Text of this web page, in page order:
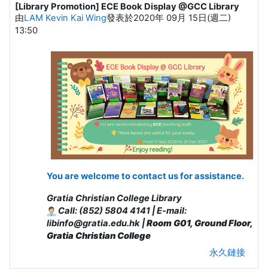
[Library Promotion] ECE Book Display @GCC Library
由LAM Kevin Kai Wing發表於2020年 09月 15日(週二)
13:50
Number of replies: 0
You are welcome to contact us for assistance.
Gratia Christian College Library
Call: (852) 5804 4141 | E-mail:
libinfo@gratia.edu.hk |Room G01, Ground Floor,
Gratia Christian College
永久鏈接